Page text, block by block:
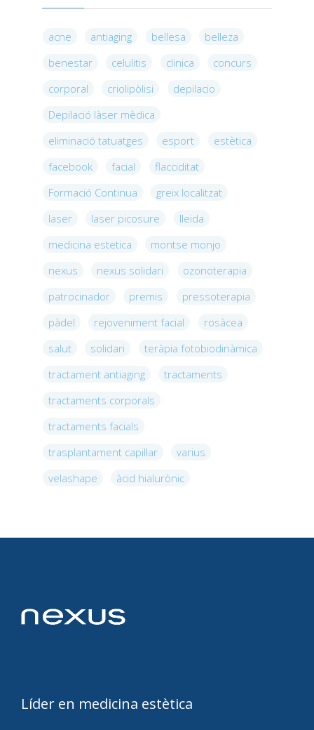
acne antiaging bellesa
belleza
benestar
celulitis clinica
concurs
corporal
criolipòlisi
depilacio
Depilació làser mèdica
eliminació tatuatges
esport
estètica
facebook
facial
flacciditat
Formació Continua
greix localitzat
laser
laser picosure
lleida
medicina estetica
montse monjo
nexus
nexus solidari
ozonoterapia
patrocinador
premis
pressoterapia
pàdel
rejoveniment facial
rosàcea
salut
solidari
teràpia fotobiodinàmica
tractament antiaging
tractaments
tractaments corporals
tractaments facials
trasplantament capil·lar
varius
velashape
àcid hialurònic
Líder en medicina estètica